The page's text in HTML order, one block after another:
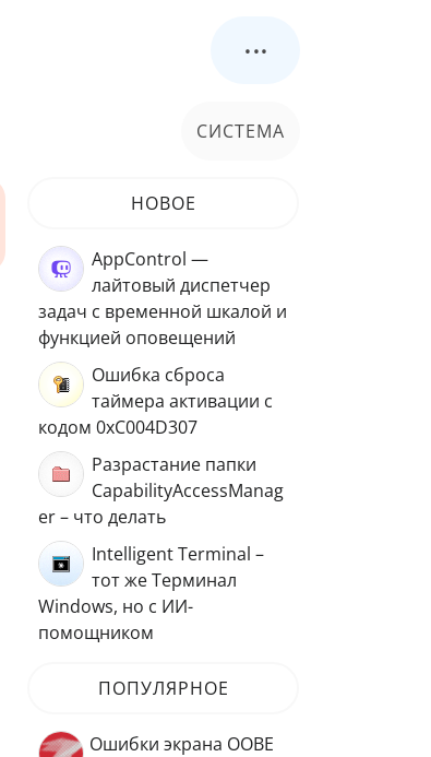
...
СИСТЕМА
НОВОЕ
AppControl —
лайтовый диспетчер
задач с временной шкалой и
функцией оповещений
Ошибка сброса
таймера активации с
кодом 0xC004D307
Разрастание папки
CapabilityAccessManag
er – что делать
Intelligent Terminal –
тот же Терминал
Windows, но с ИИ-
помощником
ПОПУЛЯРНОЕ
Ошибки экрана OOBE